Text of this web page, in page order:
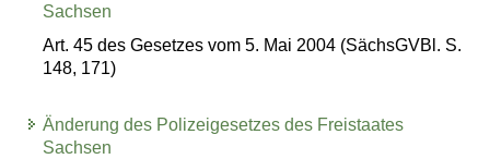
Sachsen
Art. 45 des Gesetzes vom 5. Mai 2004 (SächsGVBl. S.
148, 171)
Änderung des Polizeigesetzes des Freistaates
Sachsen